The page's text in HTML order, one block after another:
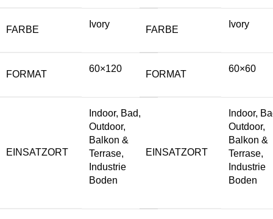
FARBE
Ivory
FORMAT
60×120
EINSATZORT
Indoor, Bad,
Outdoor,
Balkon &
Terrase,
Industrie
Boden
FARBE
Ivory
FORMAT
60×60
EINSATZORT
Indoor,
Outdoor,
Balkon &
Terrase,
Industrie
Boden